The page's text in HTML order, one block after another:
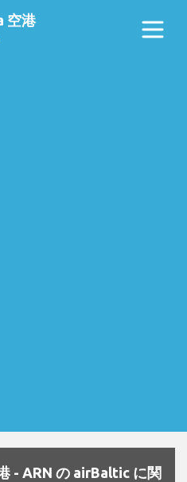
空港
- ARN の airBaltic に関